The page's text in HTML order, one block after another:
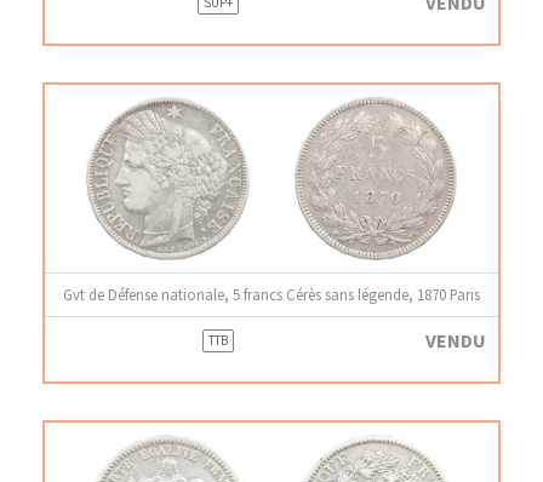
Gvt de Défense nationale, 5 francs Cérès sans légende, 1870 Paris
TTB VENDU